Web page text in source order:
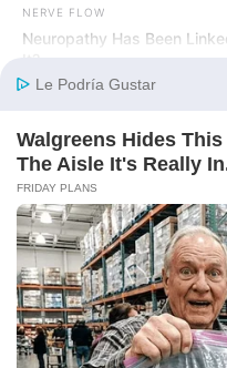
NERVE FLOW
Neuropathy Has Been
BUZZDAY